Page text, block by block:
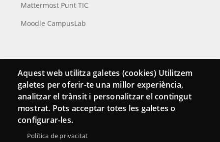
Mattermost Punt TIC
Moodle CampusLab
Conecta
Contacto
Hemeroteca
Aquest web utilitza galetes (cookies) Utilitzem
galetes per oferir-te una millor experiència,
analitzar el trànsit i personalitzar el contingut
mostrat. Pots acceptar totes les galetes o
configurar-les.
Política de privacitat